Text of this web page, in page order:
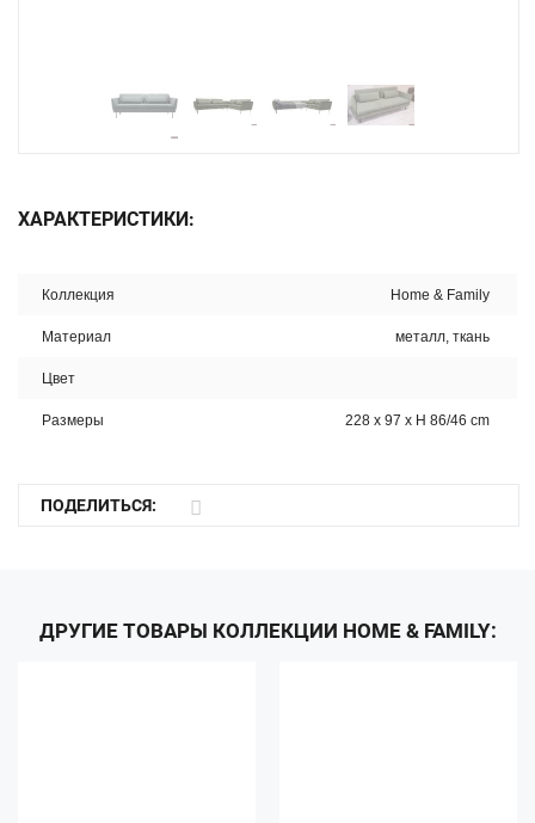
ХАРАКТЕРИСТИКИ:
Коллекция Home & Family
Материал металл, ткань
Цвет
Размеры 228 x 97 x H 86/46 cm
ПОДЕЛИТЬСЯ:
ДРУГИЕ ТОВАРЫ КОЛЛЕКЦИИ HOME & FAMILY: